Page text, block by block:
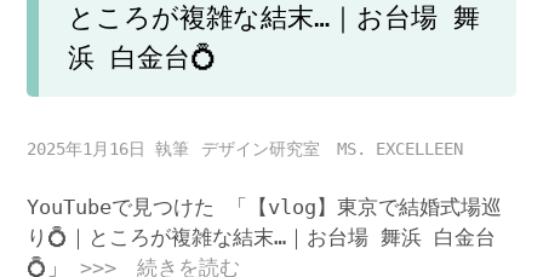
ところが複雑な結末…｜お台場 舞
浜 白金台💍
2025年1月16日 デザイン研究室 MS. EXCELLEEN
YouTubeで見つけた 「【vlog】東京で結婚式場巡
り💍｜ところが複雑な結末…｜お台場 舞浜 白金台
💍」 >>> 続きを読む